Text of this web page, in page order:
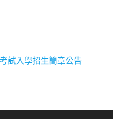
試入學招生簡章公告